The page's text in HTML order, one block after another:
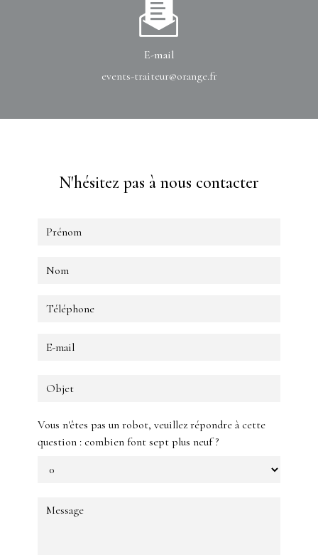
E-mail
events-traiteur@orange.fr
N'hésitez pas à nous contacter
Vous n'êtes pas un robot, veuillez répondre à cette
question : combien font sept plus neuf ?